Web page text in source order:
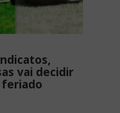
vai decidir